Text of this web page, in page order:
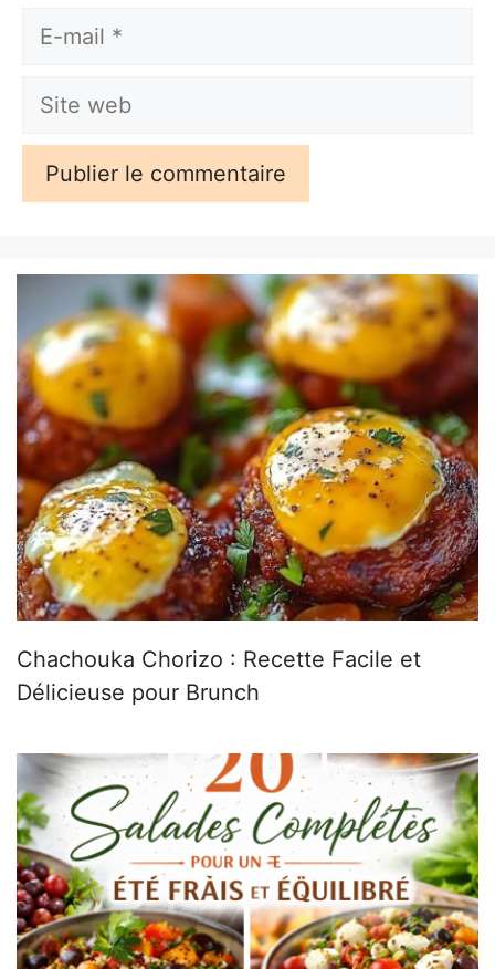
E-
Site
Chachouka Chorizo : Recette Facile et
Délicieuse pour Brunch